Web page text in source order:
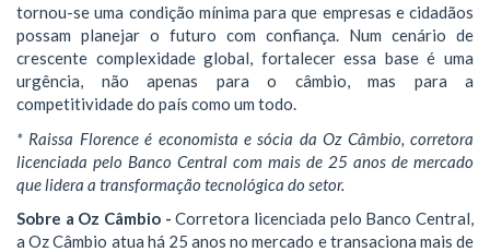
tornou-se uma condição mínima para que empresas e cidadãos
possam planejar o futuro com confiança. Num cenário de
crescente complexidade global, fortalecer essa base é uma
urgência, não apenas para o câmbio, mas para a
competitividade do país como um todo.
* Raissa Florence é economista e sócia da Oz Câmbio, corretora
licenciada pelo Banco Central com mais de 25 anos de mercado
que lidera a transformação tecnológica do setor.
Sobre a Oz Câmbio -Corretora licenciada pelo Banco Central,
a Oz Câmbio atua há 25 anos no mercado e transaciona mais de